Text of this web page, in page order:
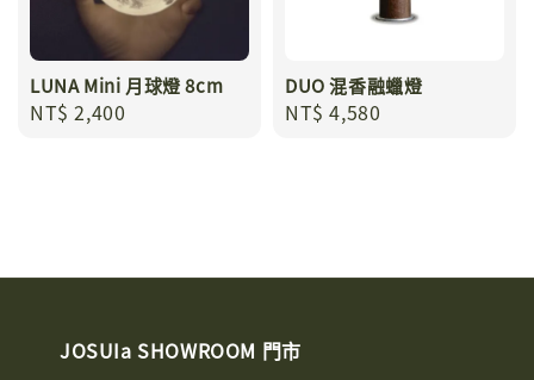
LUNA Mini 月球燈 8cm
Regular
NT$ 2,400
DUO 混香融蠟燈
Regular
NT$ 4,580
JOSUIa SHOWROOM 門市